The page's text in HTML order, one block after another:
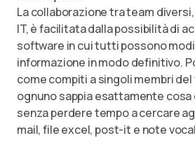
La collaborazione tra team
IT, è facilitata dalla possibilità di
software in cui tutti possono
informazione in modo definitivo.
come compiti a singoli membri
ognuno sappia esattamente cosa
senza perdere tempo a cercare
mail, file excel, post-it e note